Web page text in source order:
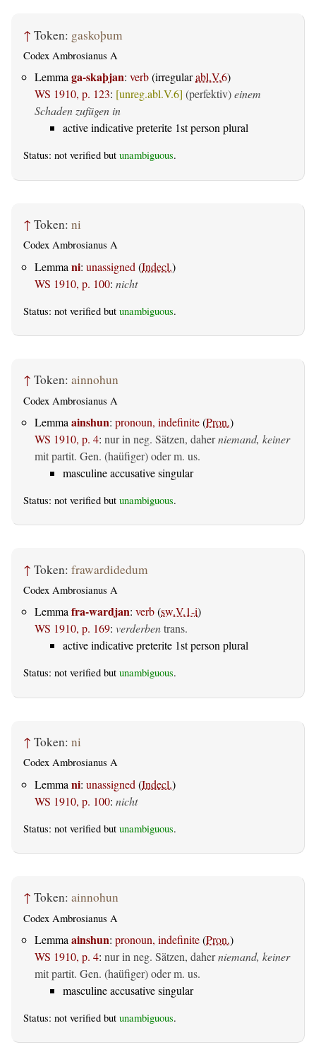
↑ Token: gaskoþum
Codex Ambrosianus A
Lemmaga-skaþjan: verb(irregularabl.V.6)
WS 1910, p. 123: [unreg.abl.V.6] (perfektiv)einem
Schaden zufügen in
active indicative preterite 1st person plural
Status: not verified but unambiguous.
↑ Token: ni
Codex Ambrosianus A
Lemma ni: unassigned (Indecl.)
WS 1910, p. 100: nicht
Status: not verified but unambiguous.
↑ Token: ainnohun
Codex Ambrosianus A
Lemma ainshun: pronoun, indefinite(Pron.)
WS 1910, p. 4: nur in neg. Sätzen, daherniemand, keiner
mit partit. Gen. (haüfiger) oder m. us.
masculine accusative singular
Status: not verified but unambiguous.
↑ Token: frawardidedum
Codex Ambrosianus A
Lemmafra-wardjan: verb(sw.V.1-i)
WS 1910, p. 169: verderbentrans.
active indicative preterite 1st person plural
Status: not verified but unambiguous.
↑ Token: ni
Codex Ambrosianus A
Lemma ni: unassigned (Indecl.)
WS 1910, p. 100: nicht
Status: not verified but unambiguous.
↑ Token: ainnohun
Codex Ambrosianus A
Lemma ainshun: pronoun, indefinite(Pron.)
WS 1910, p. 4: nur in neg. Sätzen, daherniemand, keiner
mit partit. Gen. (haüfiger) oder m. us.
masculine accusative singular
Status: not verified but unambiguous.